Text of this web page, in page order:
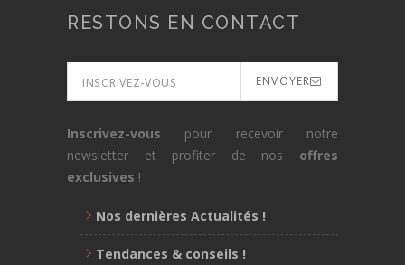
RESTONS EN CONTACT
ENVOYER
Inscrivez-vous pour recevoir notre
newsletter et profiter de nos offres
exclusives !
Nos dernières Actualités !
Tendances & conseils !